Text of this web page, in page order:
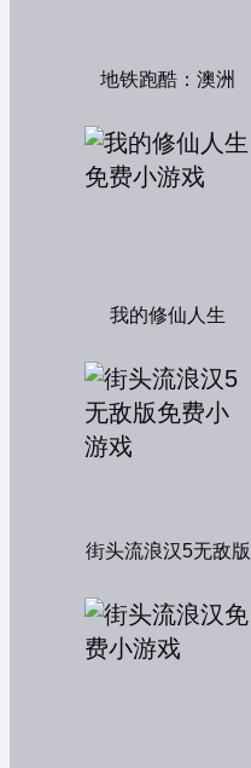
地铁跑酷：澳洲
我的修仙人生
街头流浪汉5无敌版